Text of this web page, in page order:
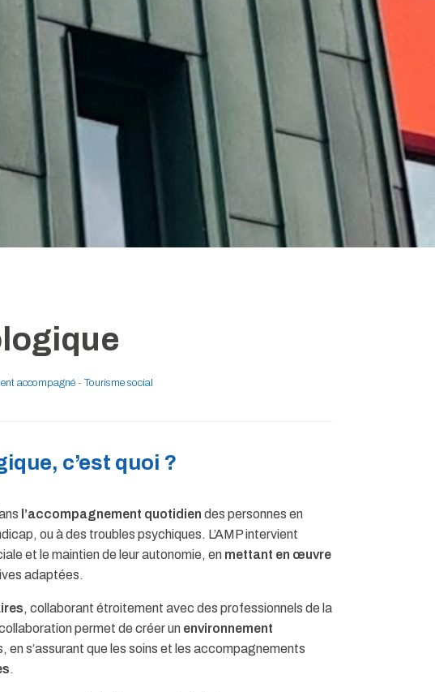
accompagné - Tourisme social
c’est quoi ?
l’accompagnement quotidien des personnes en
ou à des troubles psychiques. L’AMP intervient
et le maintien de leur autonomie, en mettant en œuvre
adaptées.
, collaborant étroitement avec des professionnels de la
permet de créer un environnement
s’assurant que les soins et les accompagnements
.